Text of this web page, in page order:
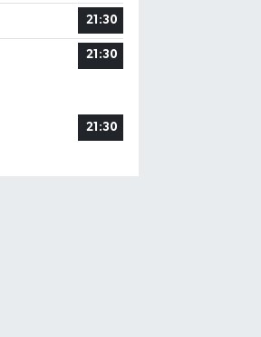
21:30
21:30
21:30